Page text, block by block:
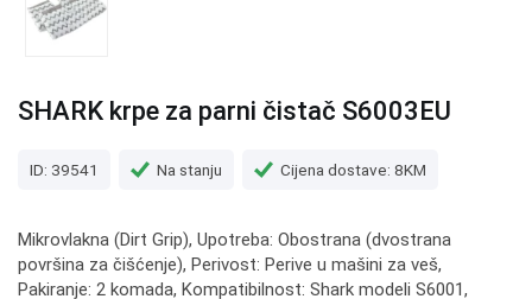
SHARK krpe za parni čistač S6003EU
ID: 39541 Na stanju Cijena dostave: 8KM
Mikrovlakna (Dirt Grip), Upotreba: Obostrana (dvostrana
površina za čišćenje), Perivost: Perive u mašini za veš,
Pakiranje: 2 komada, Kompatibilnost: Shark modeli S6001,